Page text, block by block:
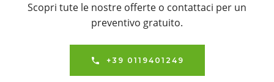
Scopri tute le nostre offerte o contattaci per un
preventivo gratuito.
+39 0119401249